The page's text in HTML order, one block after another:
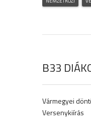
B33
Vármegyei
Versenykiírás